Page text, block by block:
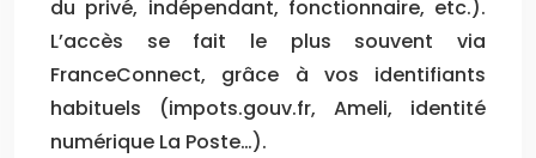
du privé, indépendant, fonctionnaire, etc.).
L’accès se fait le plus souvent via
FranceConnect, grâce à vos identifiants
habituels (impots.gouv.fr, Ameli, identité
numérique La Poste…).